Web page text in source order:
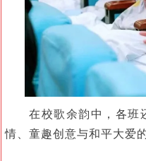
在校歌余韵中，各班
情、童趣创意与和平大爱